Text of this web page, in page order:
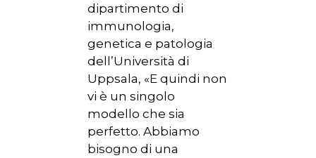
dipartimento di
immunologia,
genetica e patologia
dell’Università di
Uppsala, «E quindi non
vi è un singolo
modello che sia
perfetto. Abbiamo
bisogno di una